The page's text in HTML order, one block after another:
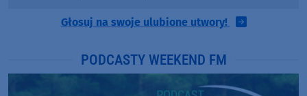
Głosuj na swoje ulubione utwory!
PODCASTY WEEKEND FM